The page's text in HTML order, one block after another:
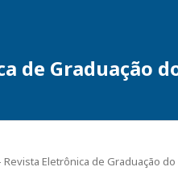
de Graduação
Revista Eletrônica de Graduação do